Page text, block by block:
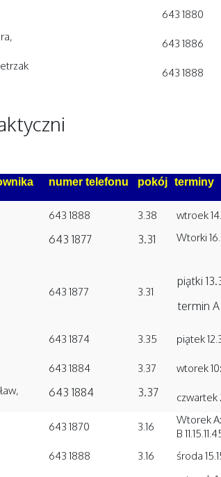
643 1880
643 1886
643 1888
numer telefonu pokój terminy
643 1888 3.38 wtroek
643 1877 3.31 Wtorki
643 1877 3.31
piątki
termin A
643 1874 3.35 piątek
643 1884 3.37 wtorek
643 1884 3.37 czwartek
643 1870 3.16
Wtorek A:
B
643 1888 3.16 środa